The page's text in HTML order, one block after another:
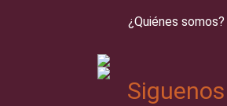
¿Quiénes somos?
Siguenos